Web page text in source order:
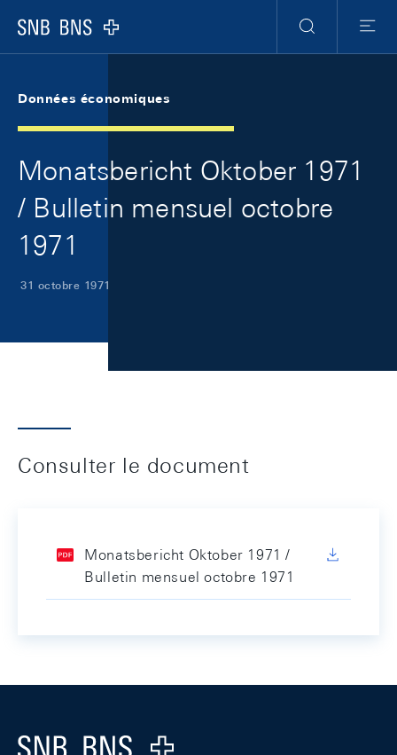
Logo
RechercheMenu
Données économiques
Monatsbericht Oktober 1971
/ Bulletin mensuel octobre
1971
31 octobre 1971
Consulter le document
Monatsbericht Oktober 1971 /
Bulletin mensuel octobre 1971
Logo